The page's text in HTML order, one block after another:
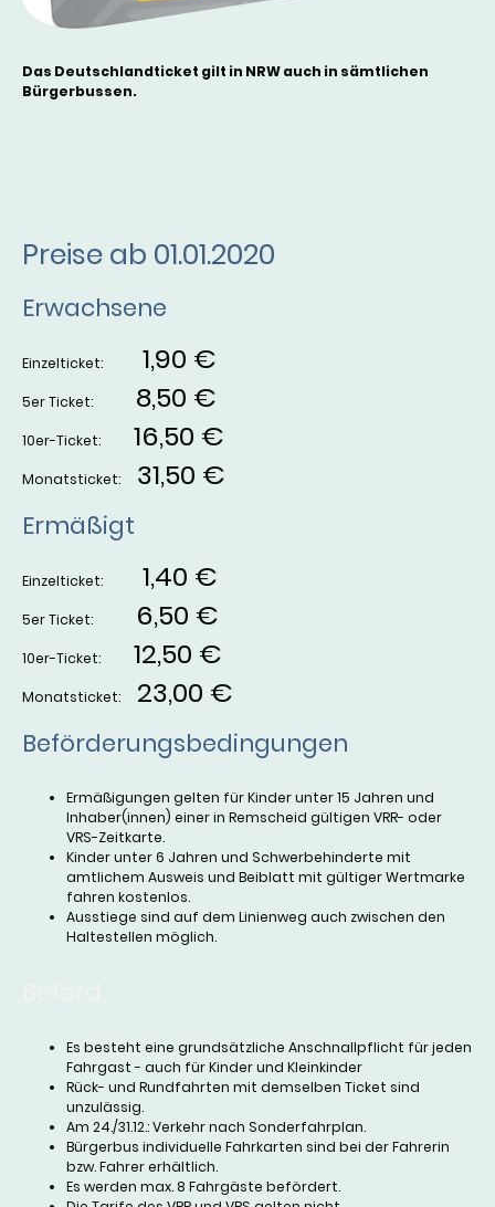
Das Deutschlandticket gilt in NRW auch in sämtlichen
Bürgerbussen.
Preise ab 01.01.2020
Erwachsene
Einzelticket: 1,90 €
5er Ticket: 8,50 €
10er-Ticket: 16,50 €
Monatsticket: 31,50 €
Ermäßigt
Einzelticket: 1,40 €
5er Ticket: 6,50 €
10er-Ticket: 12,50 €
Monatsticket: 23,00 €
Beförderungsbedingungen
Ermäßigungen gelten für Kinder unter 15 Jahren und
Inhaber(innen) einer in Remscheid gültigen VRR- oder
VRS-Zeitkarte.
Kinder unter 6 Jahren und Schwerbehinderte mit
amtlichem Ausweis und Beiblatt mit gültiger Wertmarke
fahren kostenlos.
Ausstiege sind auf dem Linienweg auch zwischen den
Haltestellen möglich.
Es besteht eine grundsätzliche Anschnallpflicht für jeden
Fahrgast - auch für Kinder und Kleinkinder
Rück- und Rundfahrten mit demselben Ticket sind
unzulässig.
Am 24./31.12.: Verkehr nach Sonderfahrplan.
Bürgerbus individuelle Fahrkarten sind bei der Fahrerin
bzw. Fahrer erhältlich.
Es werden max. 8 Fahrgäste befördert.